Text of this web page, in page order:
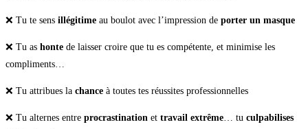
❌ Tu te sens illégitime au boulot avec l’impression de porter un masque
❌ Tu as honte de laisser croire que tu es compétente, et minimise les
compliments…
❌ Tu attribues la chance à toutes tes réussites professionnelles
❌ Tu alternes entre procrastination et travail extrême… tu culpabilises